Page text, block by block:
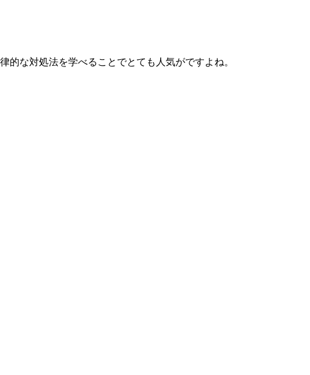
な対処法を学べることでとても人気がですよね。